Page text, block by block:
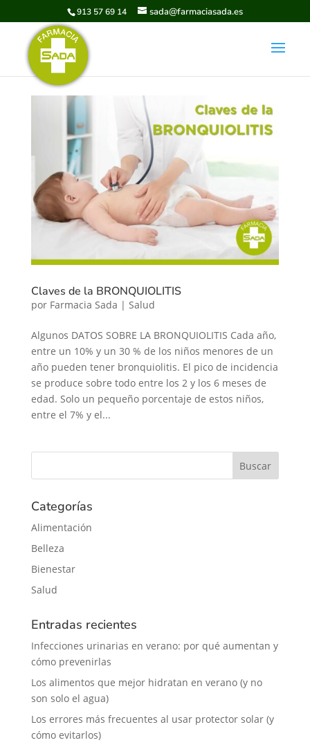
913 57 69 14 sada@farmaciasada.es
Claves de la BRONQUIOLITIS
por Farmacia Sada | Salud
Algunos DATOS SOBRE LA BRONQUIOLITIS Cada año,
entre un 10% y un 30 % de los niños menores de un
año pueden tener bronquiolitis. El pico de incidencia
se produce sobre todo entre los 2 y los 6 meses de
edad. Solo un pequeño porcentaje de estos niños,
entre el 7% y el...
Categorías
Alimentación
Belleza
Bienestar
Salud
Entradas recientes
Infecciones urinarias en verano: por qué aumentan y
cómo prevenirlas
Los alimentos que mejor hidratan en verano (y no
son solo el agua)
Los errores más frecuentes al usar protector solar (y
cómo evitarlos)